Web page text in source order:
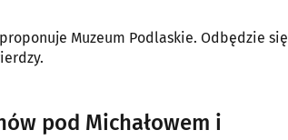
Muzeum Podlaskie. Odbędzie się
pod Michałowem i